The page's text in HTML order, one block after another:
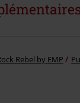
Rebel by EMP